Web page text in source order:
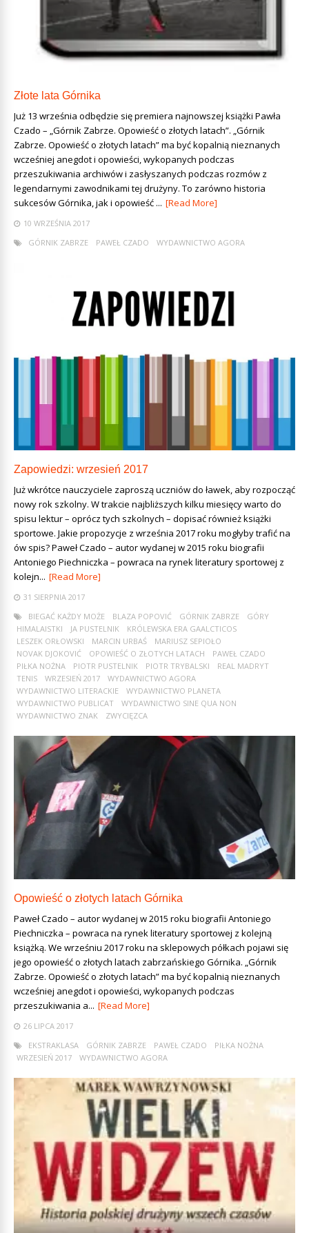
Złote lata Górnika
Już 13 września odbędzie się premiera najnowszej książki Pawła
Czado – „Górnik Zabrze. Opowieść o złotych latach”. „Górnik
Zabrze. Opowieść o złotych latach” ma być kopalnią nieznanych
wcześniej anegdot i opowieści, wykopanych podczas
przeszukiwania archiwów i zasłyszanych podczas rozmów z
legendarnymi zawodnikami tej drużyny. To zarówno historia
sukcesów Górnika, jak i opowieść ... [Read More]
10 WRZEŚNIA 2017
GÓRNIK ZABRZE
PAWEŁ CZADO WYDAWNICTWO AGORA
Zapowiedzi: wrzesień 2017
Już wkrótce nauczyciele zaproszą uczniów do ławek, aby rozpocząć
nowy rok szkolny. W trakcie najbliższych kilku miesięcy warto do
spisu lektur – oprócz tych szkolnych – dopisać również książki
sportowe. Jakie propozycje z września 2017 roku mogłyby trafić na
ów spis? Paweł Czado – autor wydanej w 2015 roku biografii
Antoniego Piechniczka – powraca na rynek literatury sportowej z
kolejn... [Read More]
31 SIERPNIA 2017
BIEGAĆ KAŻDY MOŻE
BLAZA POPOVIĆ GÓRNIK ZABRZE
GÓRY
HIMALAISTKI
JA PUSTELNIK
KRÓLEWSKA ERA GAALCTICOS
LESZEK ORŁOWSKI
MARCIN URBAŚ
MARIUSZ SEPIOŁO
NOVAK DJOKOVIĆ
OPOWIEŚĆ O ZŁOTYCH LATACH
PAWEŁ CZADO
PIŁKA NOŻNA
PIOTR PUSTELNIK PIOTR TRYBALSKI
REAL MADRYT
TENIS
WRZESIEŃ 2017
WYDAWNICTWO AGORA
WYDAWNICTWO LITERACKIE
WYDAWNICTWO PLANETA
WYDAWNICTWO PUBLICAT
WYDAWNICTWO SINE QUA NON
WYDAWNICTWO ZNAK
ZWYCIĘZCA
Opowieść o złotych latach Górnika
Paweł Czado – autor wydanej w 2015 roku biografii Antoniego
Piechniczka – powraca na rynek literatury sportowej z kolejną
książką. We wrześniu 2017 roku na sklepowych półkach pojawi się
jego opowieść o złotych latach zabrzańskiego Górnika. „Górnik
Zabrze. Opowieść o złotych latach” ma być kopalnią nieznanych
wcześniej anegdot i opowieści, wykopanych podczas
przeszukiwania a... [Read More]
26 LIPCA 2017
EKSTRAKLASA
GÓRNIK ZABRZE PAWEŁ CZADO
PIŁKA NOŻNA
WRZESIEŃ 2017
WYDAWNICTWO AGORA